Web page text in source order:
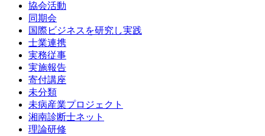
協会活動
同期会
国際ビジネスを研究し実践
士業連携
実務従事
実施報告
寄付講座
未分類
未病産業プロジェクト
湘南診断士ネット
理論研修